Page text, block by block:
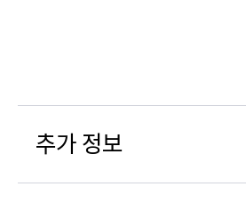
추가 정보